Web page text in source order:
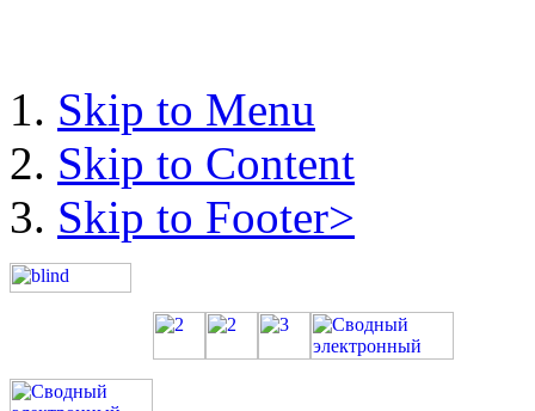
Skip to Menu
Skip to Content
Skip to Footer>